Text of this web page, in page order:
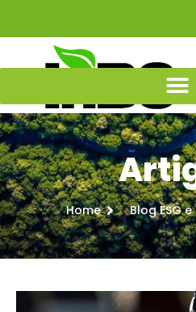
Home Blog ESG